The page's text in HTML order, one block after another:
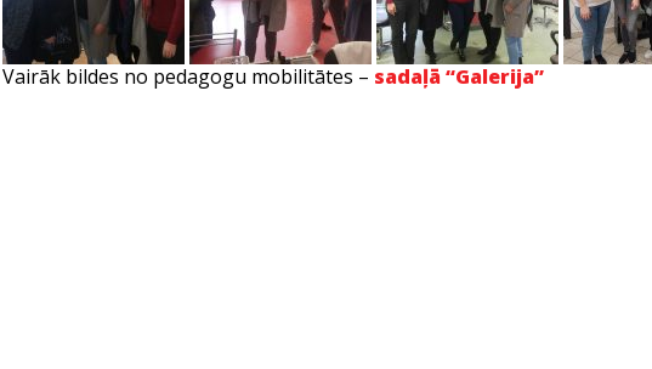
Vairāk bildes no pedagogu mobilitātes – sadaļā “Galerija”